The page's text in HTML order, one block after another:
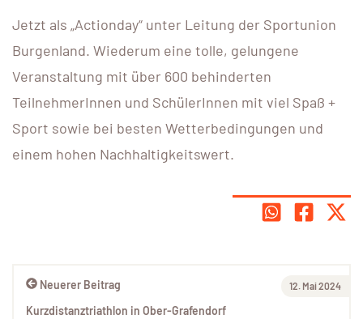
Jetzt als „Actionday“ unter Leitung der Sportunion
Burgenland. Wiederum eine tolle, gelungene
Veranstaltung mit über 600 behinderten
TeilnehmerInnen und SchülerInnen mit viel Spaß +
Sport sowie bei besten Wetterbedingungen und
einem hohen Nachhaltigkeitswert.
Neuerer Beitrag 12. Mai 2024
Kurzdistanztriathlon in Ober-Grafendorf